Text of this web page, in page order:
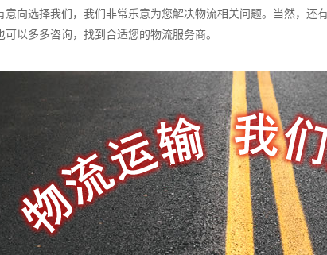
意向选择我们，我们非常乐意为您解决物流相关问题。当然，还
以多多咨询，找到合适您的物流服务商。